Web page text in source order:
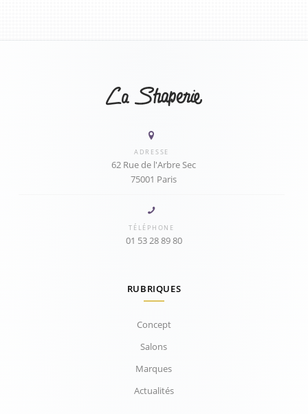
ADRESSE
62 Rue de l'Arbre Sec
75001 Paris
TÉLÉPHONE
01 53 28 89 80
RUBRIQUES
Concept
Salons
Marques
Actualités